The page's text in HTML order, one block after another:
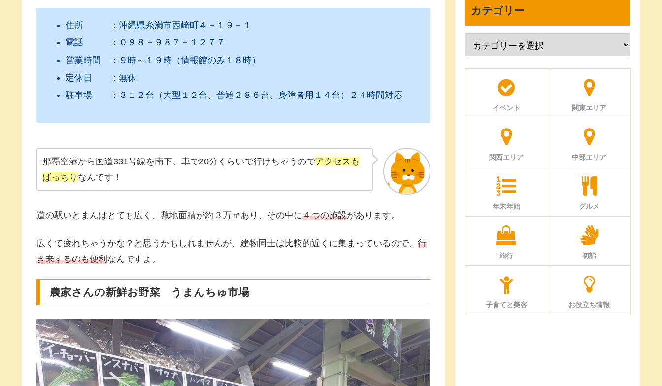
住所 ：沖縄県糸満市西崎町４－１９－１
電話 ：０９８－９８７－１２７７
営業時間 ：９時～１９時（情報館のみ１８時）
定休日 ：無休
駐車場 ：３１２台（大型１２台、普通２８６台、身障者用１４台）２４時間対応
那覇空港から国道331号線を南下、車で20分くらいで行けちゃうのでアクセスも
ばっちり なんです！
道の駅いとまんはとても広く、敷地面積が約３万㎡あり、その中に４つの施設があります。
広くて疲れちゃうかな？と思うかもしれませんが、建物同士は比較的近くに集まっているので、 行
き来するのも便利なんですよ。
農家さんの新鮮お野菜 うまんちゅ市場
カテゴリー
イベント 関東エリア
関西エリア 中部エリア
年末年始 グルメ
旅行 初詣
子育てと美容 お役立ち情報